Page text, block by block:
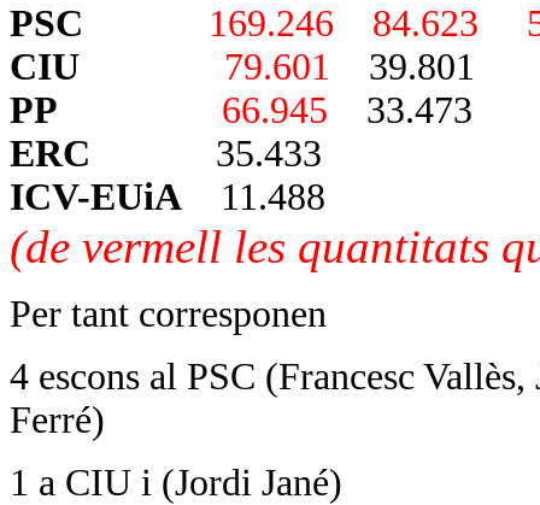
PSC
169.246 84.623
CIU
79.601
PP
66.945 33.473
ERC 35.433
ICV-EUiA 11.488
(de vermell les quantitats
Per tant corresponen
4 escons al PSC (Francesc
Ferré)
1 a CIU i (Jordi Jané)